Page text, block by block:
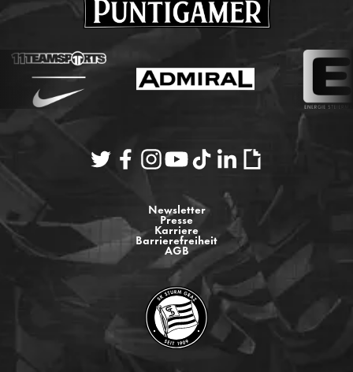
Newsletter
Presse
Karriere
Barrierefreiheit
AGB